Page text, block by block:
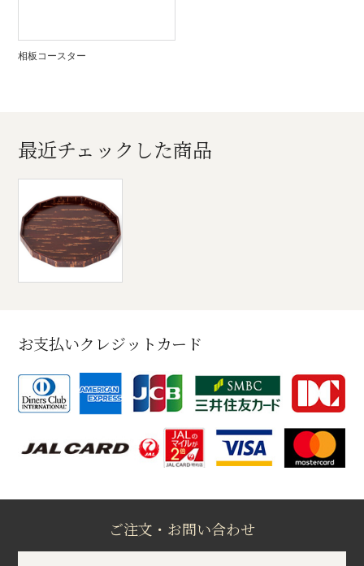
相板コースター
最近チェックした商品
お支払いクレジットカード
ご注文・お問い合わせ